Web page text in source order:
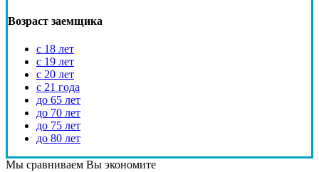
Возраст заемщика
с 18 лет
с 19 лет
с 20 лет
с 21 года
до 65 лет
до 70 лет
до 75 лет
до 80 лет
Мы сравниваем Вы экономите